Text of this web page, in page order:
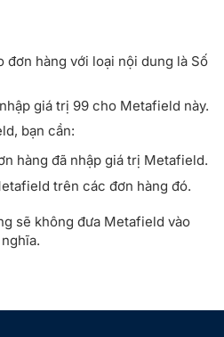
đơn hàng với loại nội dung là Số
giá trị 99 cho Metafield này.
bạn cần:
hàng đã nhập giá trị Metafield.
trên các đơn hàng đó.
sẽ không đưa Metafield vào